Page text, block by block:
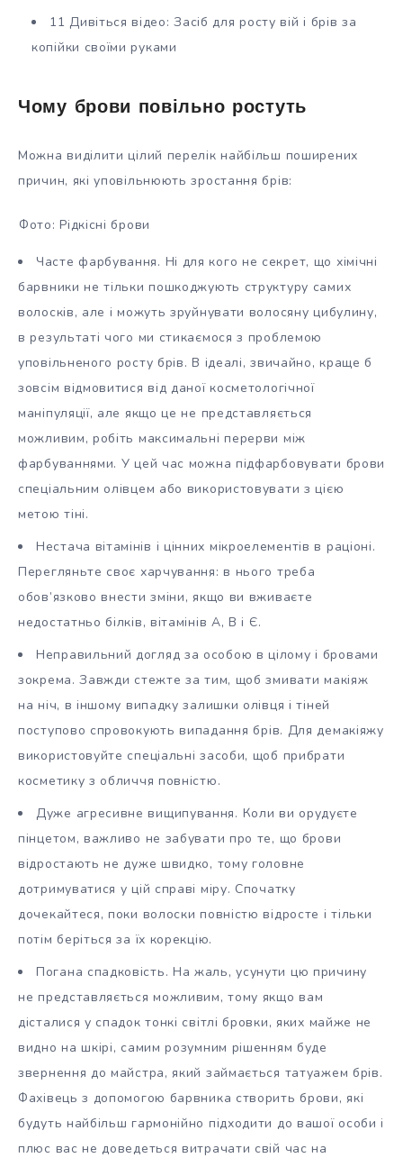
11 Дивіться відео: Засіб для росту вій і брів за
копійки своїми руками
Чому брови повільно ростуть
Можна виділити цілий перелік найбільш поширених
причин, які уповільнюють зростання брів:
Фото: Рідкісні брови
Часте фарбування. Ні для кого не секрет, що хімічні
барвники не тільки пошкоджують структуру самих
волосків, але і можуть зруйнувати волосяну цибулину,
в результаті чого ми стикаємося з проблемою
уповільненого росту брів. В ідеалі, звичайно, краще б
зовсім відмовитися від даної косметологічної
маніпуляції, але якщо це не представляється
можливим, робіть максимальні перерви між
фарбуваннями. У цей час можна підфарбовувати брови
спеціальним олівцем або використовувати з цією
метою тіні.
Нестача вітамінів і цінних мікроелементів в раціоні.
Перегляньте своє харчування: в нього треба
обов’язково внести зміни, якщо ви вживаєте
недостатньо білків, вітамінів А, В і Є.
Неправильний догляд за особою в цілому і бровами
зокрема. Завжди стежте за тим, щоб змивати макіяж
на ніч, в іншому випадку залишки олівця і тіней
поступово спровокують випадання брів. Для демакіяжу
використовуйте спеціальні засоби, щоб прибрати
косметику з обличчя повністю.
Дуже агресивне вищипування. Коли ви орудуєте
пінцетом, важливо не забувати про те, що брови
відростають не дуже швидко, тому головне
дотримуватися у цій справі міру. Спочатку
дочекайтеся, поки волоски повністю відросте і тільки
потім беріться за їх корекцію.
Погана спадковість. На жаль, усунути цю причину
не представляється можливим, тому якщо вам
дісталися у спадок тонкі світлі бровки, яких майже не
видно на шкірі, самим розумним рішенням буде
звернення до майстра, який займається татуажем брів.
Фахівець з допомогою барвника створить брови, які
будуть найбільш гармонійно підходити до вашої особи і
плюс вас не доведеться витрачати свій час на